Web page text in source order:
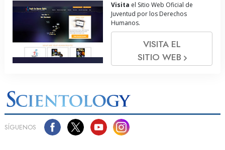
Visita el Sitio Web Oficial de
Juventud por los Derechos
Humanos.
VISITA EL
SITIO WEB
SÍGUENOS